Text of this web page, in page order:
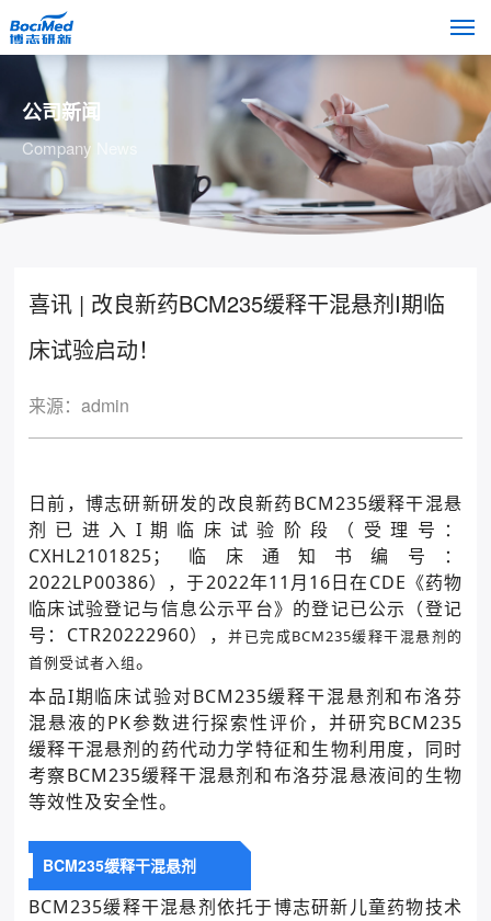
公司新闻
Company News
喜讯 | 改良新药BCM235缓释干混悬剂I期临
床试验启动！
来源：admin
日前，博志研新研发的改良新药BCM235缓释干混悬
剂已进入I期临床试验阶段（受理号：
CXHL2101825；临床通知书编号：
2022LP00386），于2022年11月16日在CDE《药物
临床试验登记与信息公示平台》的登记已公示（登记
号：CTR20222960），并已完成BCM235缓释干混悬剂的
首例受试者入组。
本品I期临床试验对BCM235缓释干混悬剂和布洛芬
混悬液的PK参数进行探索性评价，并研究BCM235
缓释干混悬剂的药代动力学特征和生物利用度，同时
考察BCM235缓释干混悬剂和布洛芬混悬液间的生物
等效性及安全性。
BCM235缓释干混悬剂
BCM235缓释干混悬剂依托于博志研新儿童药物技术